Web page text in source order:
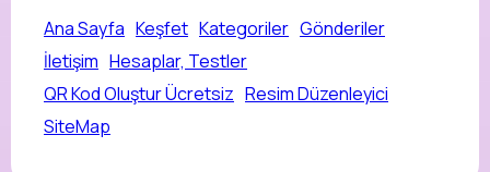
Ana Sayfa Keşfet Kategoriler Gönderiler
İletişim Hesaplar, Testler
QR Kod Oluştur Ücretsiz Resim Düzenleyici
SiteMap